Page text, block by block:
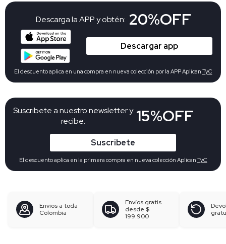
Suscribete a nuestro newsletter y
recibe:
15%OFF
Suscribete
El descuento aplica en la primera compra en nueva colección Aplican TyC
Descarga la APP y obtén: 20%OFF
Descargar app
El descuento aplica en una compra en nueva colección por la APP Aplican TyC
Envíos a toda
Colombia
Envíos gratis
desde $
199.900